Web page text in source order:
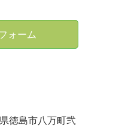
ォーム
徳島市八万町弐